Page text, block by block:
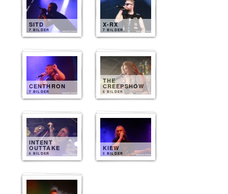
SITD
7 BILDER
X-RX
7 BILDER
CENTHRON
7 BILDER
THE
CREEPSHOW
6 BILDER
INTENT
OUTTAKE
6 BILDER
KIEW
5 BILDER